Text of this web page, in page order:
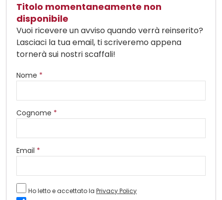
Titolo momentaneamente non
disponibile
Vuoi ricevere un avviso quando verrà reinserito?
Lasciaci la tua email, ti scriveremo appena
tornerà sui nostri scaffali!
Nome *
Cognome *
Email *
Ho letto e accettato la Privacy Policy